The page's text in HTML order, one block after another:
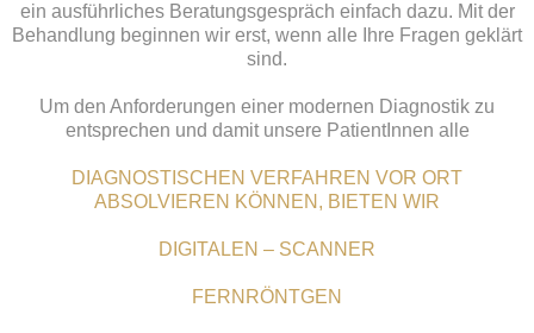
ein ausführliches Beratungsgespräch einfach dazu. Mit der
Behandlung beginnen wir erst, wenn alle Ihre Fragen geklärt
sind.
Um den Anforderungen einer modernen Diagnostik zu
entsprechen und damit unsere PatientInnen alle
DIAGNOSTISCHEN VERFAHREN VOR ORT
ABSOLVIEREN KÖNNEN, BIETEN WIR
DIGITALEN – SCANNER
FERNRÖNTGEN